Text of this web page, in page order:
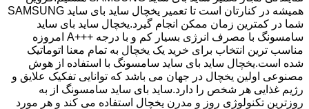
همیشه در کنارتان است تا تعمیر یخچال ساید بای ساید SAMSUNG
شما در کمترین زمان ممکن انجام گیرد.یخچال ساید بای ساید
سامسونگ با مصرف انرژی بسیار کم و با درجه +++A امروزه
مناسب ترین انتخاب برای خرید یک یخچال به تمام معنا اتوماتیک
شده است.یخچال ساید بای ساید سامسونگ با استفاده از هوش
مصنوعی اولین یخچال در جهان می باشد که توانایی تفکیک علایق و
رژیم غذایی هر شخص را دارد.ساید بای ساید سامسونگ از به
روزترین تکنولوژی روز و مدرن یخچال استفاده می کند و هر مورد